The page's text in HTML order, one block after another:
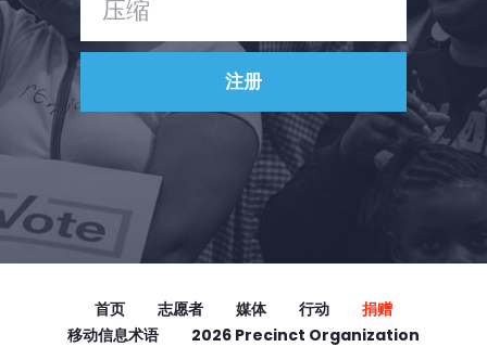
新闻
您的派对
行动
Vote
捐赠
首页 志愿者 媒体 行动
捐赠
移动信息术语
2026 Precinct Organization